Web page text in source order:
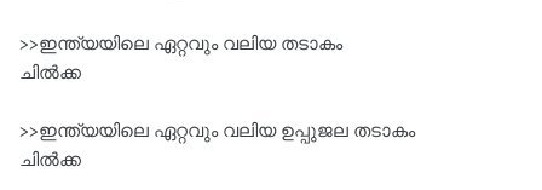
>>ഇന്ത്യയിലെ ഏറ്റവും വലിയ തടാകം
ചിൽക്ക
>>ഇന്ത്യയിലെ ഏറ്റവും വലിയ ഉപ്പുജല തടാകം
ചിൽക്ക